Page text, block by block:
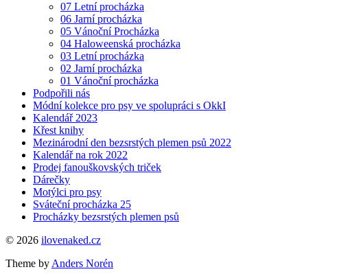
07 Letní procházka
06 Jarní procházka
05 Vánoční Procházka
04 Haloweenská procházka
03 Letní procházka
02 Jarní procházka
01 Vánoční procházka
Podpořili nás
Módní kolekce pro psy ve spolupráci s OkkI
Kalendář 2023
Křest knihy
Mezinárodní den bezsrstých plemen psů 2022
Kalendář na rok 2022
Prodej fanouškovských triček
Dárečky
Motýlci pro psy
Sváteční procházka 25
Procházky bezsrstých plemen psů
© 2026 ilovenaked.cz
Theme by Anders Norén